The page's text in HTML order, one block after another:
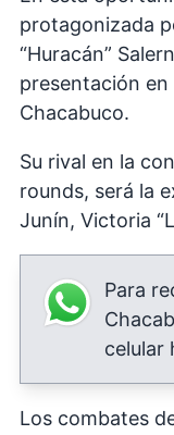
protagonizada
“Huracán”
presentación
Chacabuco.
Su rival en la
rounds, será la
Junín, Victoria
Para
celular
Los combates